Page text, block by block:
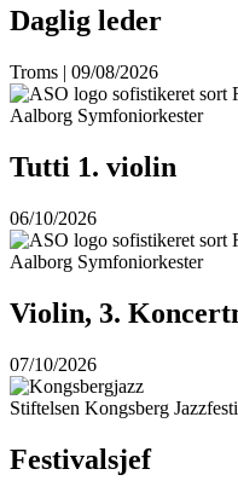
Daglig leder
Troms | 09/08/2026
Aalborg Symfoniorkester
Tutti 1. violin
06/10/2026
Aalborg Symfoniorkester
Violin, 3.
07/10/2026
Stiftelsen Kongsberg
Festivalsjef